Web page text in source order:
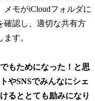
メモがiCloudフォルダに
確認し、適切な共有方
す。
もためになった！と思
やSNSでみんなにシェ
るととても励みになり